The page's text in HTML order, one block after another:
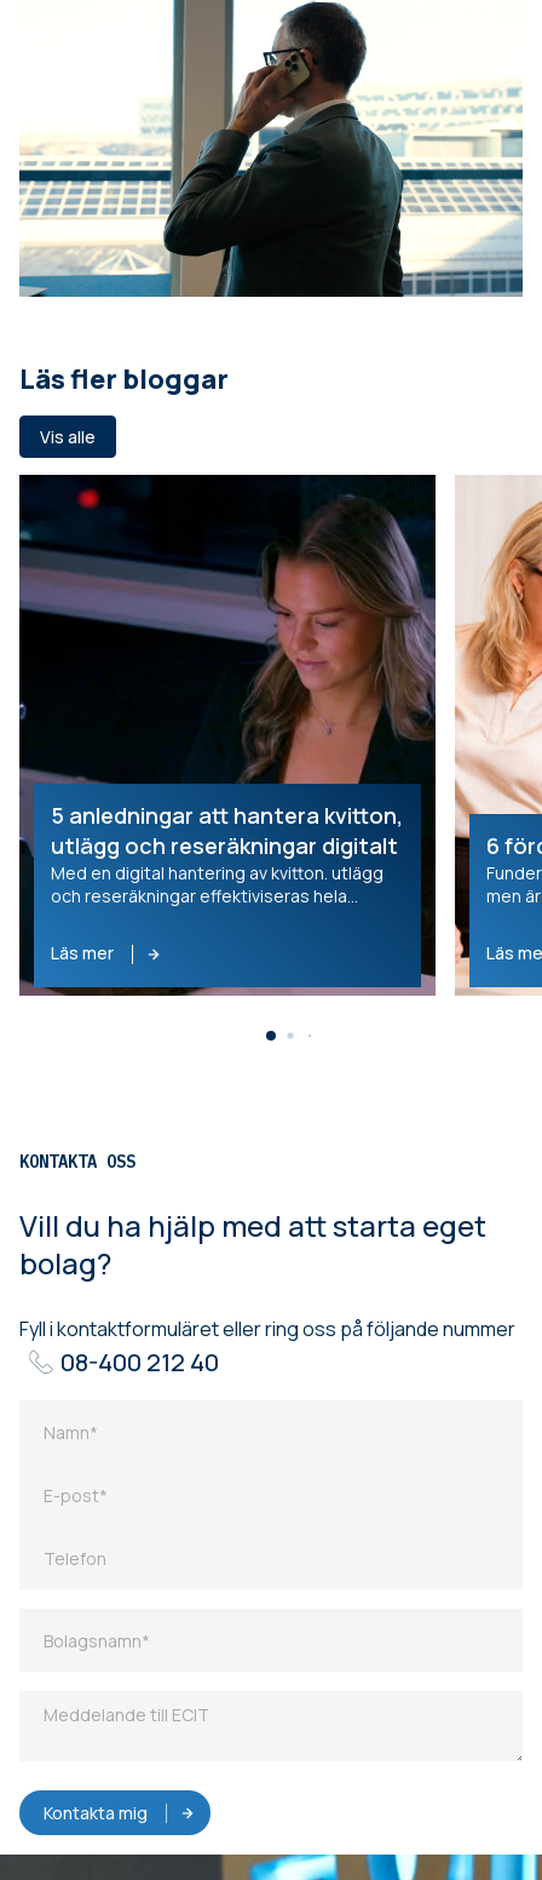
Läs fler bloggar
Vis alle
5 anledningar att hantera kvitton,
utlägg och reseräkningar digitalt
Med en digital hantering av kvitton. utlägg
och reseräkningar effektiviseras hela
attestanten och för ekonomiavdelningen.
Läs mer
6
men
några
Läs
KONTAKTA OSS
Vill du ha hjälp med att starta eget
bolag?
Fyll i kontaktformuläret eller ring oss på följande nummer
08-400 212 40